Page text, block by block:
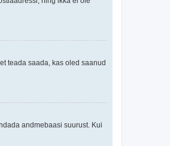
teada saada, kas oled saanud
andmebaasi suurust. Kui